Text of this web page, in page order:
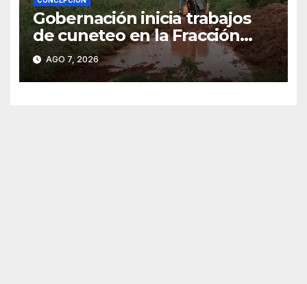
Gobernación inicia trabajos
de cuneteo en la Fracción
José Félix
AGO 7, 2026